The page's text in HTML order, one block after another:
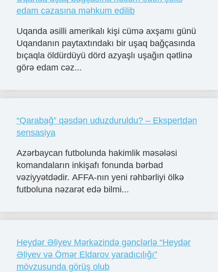
edam cəzasına məhkum edilib
Uqanda əsilli amerikalı kişi cümə axşamı günü
Uqandanın paytaxtındakı bir uşaq bağçasında
bıçaqla öldürdüyü dörd azyaşlı uşağın qətlinə
görə edam cəz...
“Qarabağ” qəsdən uduzduruldu? – Ekspertdən
sensasiya
Azərbaycan futbolunda hakimlik məsələsi
komandaların inkişafı fonunda bərbad
vəziyyətdədir. AFFA-nın yeni rəhbərliyi ölkə
futboluna nəzarət edə bilmi...
Heydər Əliyev Mərkəzində gənclərlə “Heydər
Əliyev və Ömər Eldarov yaradıcılığı”
mövzusunda görüş olub